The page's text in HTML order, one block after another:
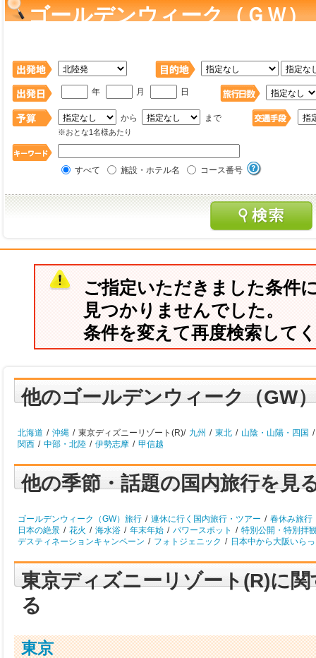
ゴールデンウィーク（ＧＷ
年 月 日
から まで
※おとな1名様あたり
すべて 施設・ホテル名 コース番号
ご指定いただきました条件
見つかりませんでした。
条件を変えて再度検索して
他のゴールデンウィーク（GW
北海道 / 沖縄 / 東京ディズニーリゾート(R)/ 九州 / 東北 / 山陰・山陽・四国 /
関西 / 中部・北陸 / 伊勢志摩 / 甲信越
他の季節・話題の国内旅行を見
ゴールデンウィーク（GW）旅行 / 連休に行く国内旅行・ツアー / 春休み旅行
日本の絶景 / 花火 / 海水浴 / 年末年始 / パワースポット / 特別公開・特別拝
デスティネーションキャンペーン / フォトジェニック / 日本中から大阪いら
東京ディズニーリゾート(R)に
る
東京